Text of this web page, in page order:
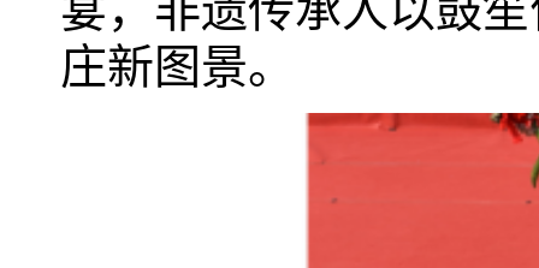
庄新图景。